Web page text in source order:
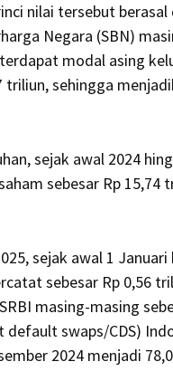
nilai tersebut
Negara (SBN)
modal asing
triliun, sehingga
sejak awal 2024
sebesar Rp 15,74
sejak awal 1
sebesar Rp 0,56
masing-masing
default swaps/CDS)
2024 menjadi